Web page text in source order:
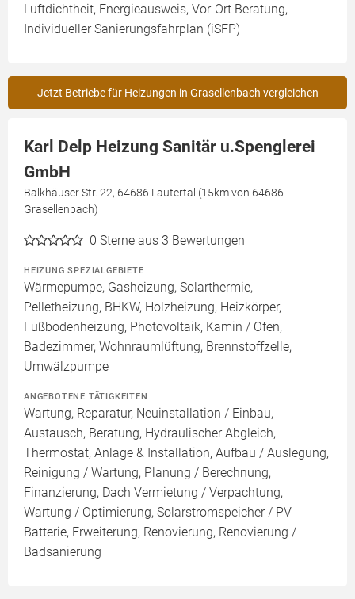
Luftdichtheit, Energieausweis, Vor-Ort Beratung,
Individueller Sanierungsfahrplan (iSFP)
Jetzt Betriebe für Heizungen in Grasellenbach vergleichen
Karl Delp Heizung Sanitär u.Spenglerei
GmbH
Balkhäuser Str. 22, 64686 Lautertal (15km von 64686
Grasellenbach)
0 Sterne aus 3 Bewertungen
HEIZUNG SPEZIALGEBIETE
Wärmepumpe, Gasheizung, Solarthermie,
Pelletheizung, BHKW, Holzheizung, Heizkörper,
Fußbodenheizung, Photovoltaik, Kamin / Ofen,
Badezimmer, Wohnraumlüftung, Brennstoffzelle,
Umwälzpumpe
ANGEBOTENE TÄTIGKEITEN
Wartung, Reparatur, Neuinstallation / Einbau,
Austausch, Beratung, Hydraulischer Abgleich,
Thermostat, Anlage & Installation, Aufbau / Auslegung,
Reinigung / Wartung, Planung / Berechnung,
Finanzierung, Dach Vermietung / Verpachtung,
Wartung / Optimierung, Solarstromspeicher / PV
Batterie, Erweiterung, Renovierung, Renovierung /
Badsanierung